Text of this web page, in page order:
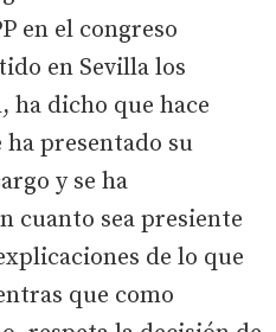
en el congreso
en Sevilla los
ha dicho que hace
ha presentado su
y se ha
cuanto sea presiente
de lo que
que como